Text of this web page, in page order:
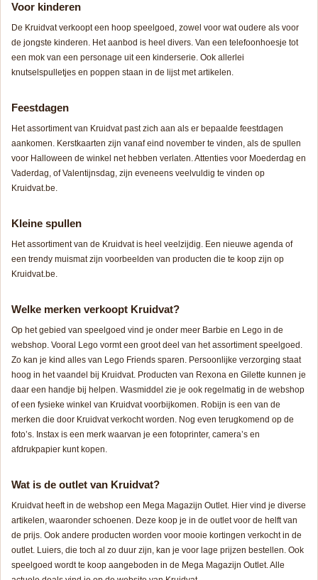
Voor kinderen
De Kruidvat verkoopt een hoop speelgoed, zowel voor wat oudere als voor
de jongste kinderen. Het aanbod is heel divers. Van een telefoonhoesje tot
een mok van een personage uit een kinderserie. Ook allerlei
knutselspulletjes en poppen staan in de lijst met artikelen.
Feestdagen
Het assortiment van Kruidvat past zich aan als er bepaalde feestdagen
aankomen. Kerstkaarten zijn vanaf eind november te vinden, als de spullen
voor Halloween de winkel net hebben verlaten. Attenties voor Moederdag en
Vaderdag, of Valentijnsdag, zijn eveneens veelvuldig te vinden op
Kruidvat.be.
Kleine spullen
Het assortiment van de Kruidvat is heel veelzijdig. Een nieuwe agenda of
een trendy muismat zijn voorbeelden van producten die te koop zijn op
Kruidvat.be.
Welke merken verkoopt Kruidvat?
Op het gebied van speelgoed vind je onder meer Barbie en Lego in de
webshop. Vooral Lego vormt een groot deel van het assortiment speelgoed.
Zo kan je kind alles van Lego Friends sparen. Persoonlijke verzorging staat
hoog in het vaandel bij Kruidvat. Producten van Rexona en Gilette kunnen je
daar een handje bij helpen. Wasmiddel zie je ook regelmatig in de webshop
of een fysieke winkel van Kruidvat voorbijkomen. Robijn is een van de
merken die door Kruidvat verkocht worden. Nog even terugkomend op de
foto’s. Instax is een merk waarvan je een fotoprinter, camera’s en
afdrukpapier kunt kopen.
Wat is de outlet van Kruidvat?
Kruidvat heeft in de webshop een Mega Magazijn Outlet. Hier vind je diverse
artikelen, waaronder schoenen. Deze koop je in de outlet voor de helft van
de prijs. Ook andere producten worden voor mooie kortingen verkocht in de
outlet. Luiers, die toch al zo duur zijn, kan je voor lage prijzen bestellen. Ook
speelgoed wordt te koop aangeboden in de Mega Magazijn Outlet. Alle